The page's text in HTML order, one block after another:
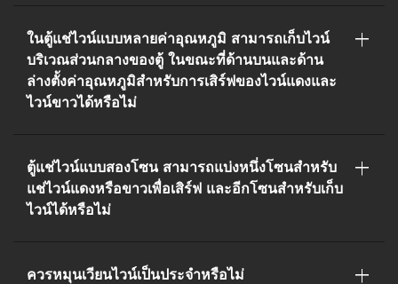
ในตู้แช่ไวน์แบบหลายค่าอุณหภูมิ สามารถเก็บไวน์
บริเวณส่วนกลางของตู้ ในขณะที่ด้านบนและด้าน
ล่างตั้งค่าอุณหภูมิสำหรับการเสิร์ฟของไวน์แดงและ
ไวน์ขาวได้หรือไม่
ตู้แช่ไวน์แบบสองโซน สามารถแบ่งหนึ่งโซนสำหรับ
แช่ไวน์แดงหรือขาวเพื่อเสิร์ฟ และอีกโซนสำหรับเก็บ
ไวน์ได้หรือไม่
ควรหมุนเวียนไวน์เป็นประจำหรือไม่